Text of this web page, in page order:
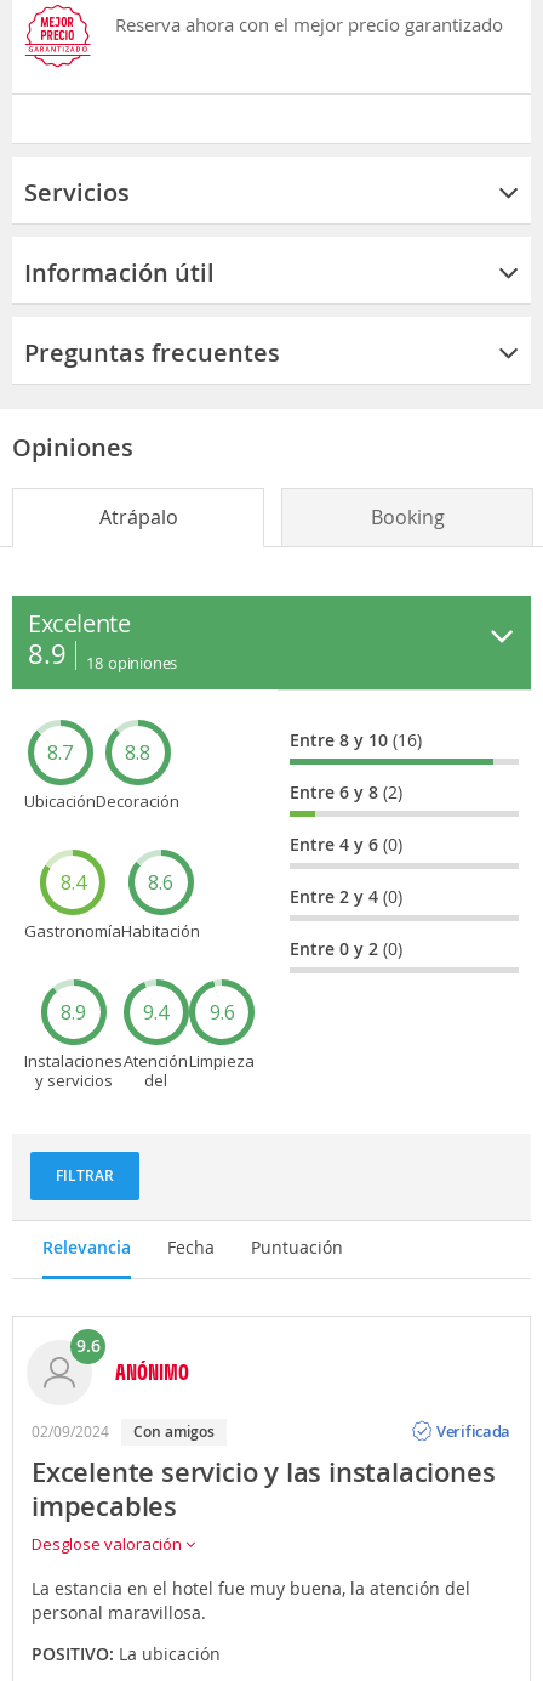
Reserva ahora con el mejor precio garantizado
Servicios
Información útil
Preguntas frecuentes
Opiniones
Atrápalo Booking
Excelente
8.9 18 opiniones
8.7
Ubicación
8.8
Decoración
8.4
Gastronomía
8.6
Habitación
8.9
Instalaciones
y servicios
9.4
Atención
del
9.6
Limpieza
Entre 8 y 10(16)
Entre 6 y 8(2)
Entre 4 y 6(0)
Entre 2 y 4(0)
Entre 0 y 2(0)
FILTRAR
Relevancia Fecha Puntuación
9.6
ANÓNIMO
02/09/2024 con amigos
Verificada
Excelente servicio y las instalaciones
impecables
Desglose valoración
La estancia en el hotel fue muy buena, la atención del
personal maravillosa.
POSITIVO: La ubicación